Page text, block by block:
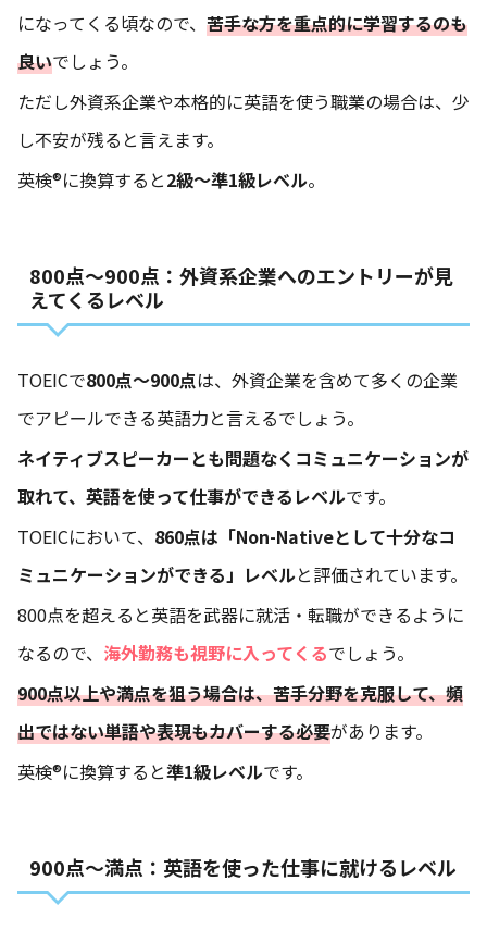
になってくる頃なので、 苦手な方を重点的に学習するのも
良いでしょう。
ただし外資系企業や本格的に英語を使う職業の場合は、少
し不安が残ると言えます。
英検®に換算すると2級～準1級レベル。
800点～900点：外資系企業へのエントリーが見
えてくるレベル
TOEICで800点～900点は、外資企業を含めて多くの企業
でアピールできる英語力と言えるでしょう。
ネイティブスピーカーとも問題なくコミュニケーションが
取れて、英語を使って仕事ができるレベルです。
TOEICにおいて、 860点は「Non-Nativeとして十分なコ
ミュニケーションができる」レベルと評価されています。
800点を超えると英語を武器に就活・転職ができるように
なるので、 海外勤務も視野に入ってくるでしょう。
900点以上や満点を狙う場合は、苦手分野を克服して、頻
出ではない単語や表現もカバーする必要があります。
英検®に換算すると準1級レベルです。
900点～満点：英語を使った仕事に就けるレベル